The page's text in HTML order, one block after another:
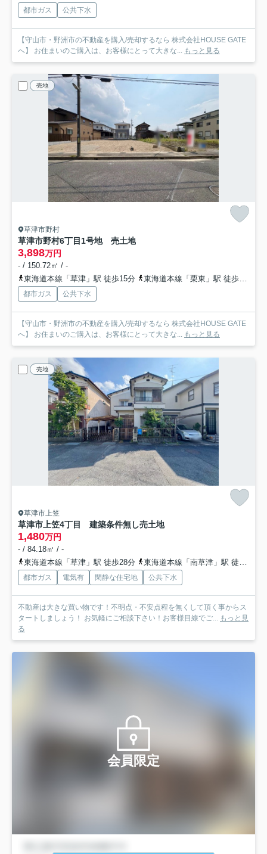
都市ガス 公共下水
【守山市・野洲市の不動産を購入/売却するなら 株式会社HOUSE GATE
へ】 お住まいのご購入は、お客様にとって大きな... もっと見る
売地
草津市野村
草津市野村6丁目1号地 売土地
3,898万円
- / 150.72㎡ / -
東海道本線「草津」駅 徒歩15分
東海道本線「栗東」駅 徒歩42分
都市ガス 公共下水
【守山市・野洲市の不動産を購入/売却するなら 株式会社HOUSE GATE
へ】 お住まいのご購入は、お客様にとって大きな... もっと見る
売地
草津市上笠
草津市上笠4丁目 建築条件無し売土地
1,480万円
- / 84.18㎡ / -
東海道本線「草津」駅 徒歩28分
東海道本線「南草津」駅 徒歩60分
都市ガス 電気有 閑静な住宅地 公共下水
不動産は大きな買い物です！不明点・不安点程を無くして頂く事からス
タートしましょう！ お気軽にご相談下さい！お客様目線でご... もっと見
る
会員限定